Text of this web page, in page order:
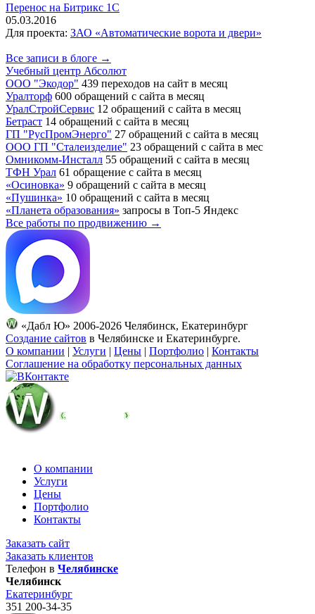
Перенос на Битрикс 1С
05.03.2016
Для проекта: ЗАО «Автоматические ворота и двери»
Все записи в блоге →
Учебный центр Абсолют
ООО "Экодор" 439 переходов на сайт в месяц
Уралторф 600 обращений с сайта в месяц
УралСтройСервис 12 обращений с сайта в месяц
Бетраст 14 обращений с сайта в месяц
ГП "РусПромЭнерго" 27 обращений с сайта в месяц
ООО ГП "Сталеизделие" 23 обращений с сайта в мес
Омникомм-Инсталл 55 обращений с сайта в месяц
ТФН Урал 61 обращение с сайта в месяц
«Осиновка» 9 обращений с сайта в месяц
«Пушинка» 10 обращений с сайта в месяц
«Планета образования» запросы в Топ-5 Яндекс
Все работы по продвижению →
«Дабл Ю» 2006-2026 Челябинск, Екатеринбург
Создание сайтов в Челябинске и Екатеринбурге.
О компании | Услуги | Цены | Портфолио | Контакты
Соглашение на обработку персональных данных
О компании
Услуги
Цены
Портфолио
Контакты
Заказать сайт
Заказать клиентов
Телефон в Челябинске
Челябинск
Екатеринбург
351 200-34-35